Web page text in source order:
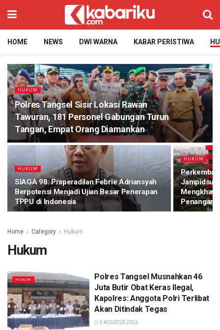
HOME NEWS DWI WARNA KABAR PERISTIWA
HUKUM
Polres Tangsel Sisir Lokasi Rawan
Tawuran, 181 Personel Gabungan Turun
Tangan, Empat Orang Diamankan
HUKUM
SIAGA 98: Praperadilan Febrie Adriansyah
Berpotensi Menjadi Ujian Besar Penerapan
TPPU di Indonesia
HUKUM
Jampidsus
Home Category Hukum
Hukum
HUKUM
Polres Tangsel Musnahkan 46
Juta Butir Obat Keras Ilegal,
Kapolres: Anggota Polri Terlibat
Akan Ditindak Tegas
5 AGUSTUS 2026